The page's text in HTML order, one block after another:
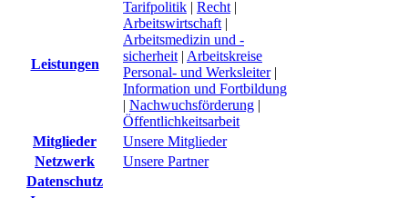
Leistungen
Tarifpolitik | Recht |
Arbeitswirtschaft |
Arbeitsmedizin und -
sicherheit | Arbeitskreise
Personal- und Werksleiter|
Information und Fortbildung
| Nachwuchsförderung |
Öffentlichkeitsarbeit
Mitglieder
Unsere Mitglieder
Netzwerk
Unsere Partner
Datenschutz